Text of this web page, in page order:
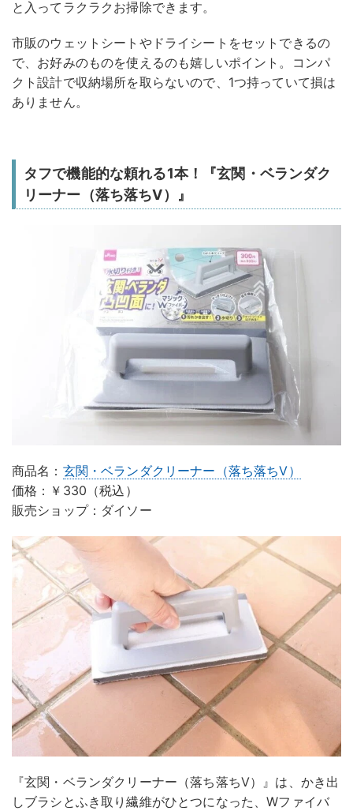
と入ってラクラクお掃除できます。
市販のウェットシートやドライシートをセットできるの
で、お好みのものを使えるのも嬉しいポイント。コンパ
クト設計で収納場所を取らないので、1つ持っていて損は
ありません。
タフで機能的な頼れる1本！『玄関・ベランダク
リーナー（落ち落ちV）』
商品名： 玄関・ベランダクリーナー（落ち落ちV）
価格：￥330（税込）
販売ショップ：ダイソー
『玄関・ベランダクリーナー（落ち落ちV）』は、かき出
しブラシとふき取り繊維がひとつになった、Wファイバ